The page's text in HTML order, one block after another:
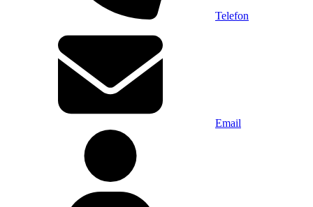
Telefon
Email